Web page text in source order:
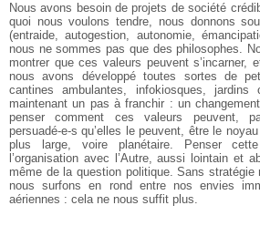
Nous avons besoin de projets de société
quoi nous voulons tendre, nous donnons
(entraide, autogestion, autonomie,
nous ne sommes pas que des philosophes.
montrer que ces valeurs peuvent s’incarner,
nous avons développé toutes sortes de
cantines ambulantes, infokiosques,
maintenant un pas à franchir : un
penser comment ces valeurs peuvent,
persuadé-e-s qu’elles le peuvent, être le
plus large, voire planétaire. Penser
l’organisation avec l’Autre, aussi lointain et
même de la question politique. Sans
nous surfons en rond entre nos envies
aériennes : cela ne nous suffit plus.